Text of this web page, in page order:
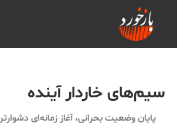
سیم‌های خاردار آینده
پایان وضعیت بحرانی، آغاز زمانه‌ای دشوارتر